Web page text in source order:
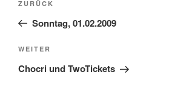
Vorheriger
Beitrag
ZURÜCK
Sonntag, 01.02.2009
Nächster
Beitrag
WEITER
Chocri und TwoTickets